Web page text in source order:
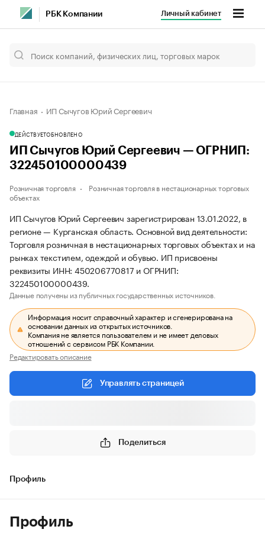
РБК Компании Личный кабинет
Главная ИП Сычугов Юрий Сергеевич
ДЕЙСТВУЕТОБНОВЛЕНО
ИП Сычугов Юрий Сергеевич — ОГРНИП:
322450100000439
Розничная торговля
Розничная торговля в нестационарных торговых
объектах
ИП Сычугов Юрий Сергеевич зарегистрирован 13.01.2022, в
регионе — Курганская область. Основной вид деятельности:
Торговля розничная в нестационарных торговых объектах и на
рынках текстилем, одеждой и обувью. ИП присвоены
реквизиты ИНН: 450206770817 и ОГРНИП:
322450100000439.
Данные получены из публичных государственных источников.
Информация носит справочный характер и сгенерирована на
основании данных из открытых источников.
Компания не является пользователем и не имеет деловых
отношений с сервисом РБК Компании.
Редактировать описание
Управлять страницей
Поделиться
Профиль
Профиль